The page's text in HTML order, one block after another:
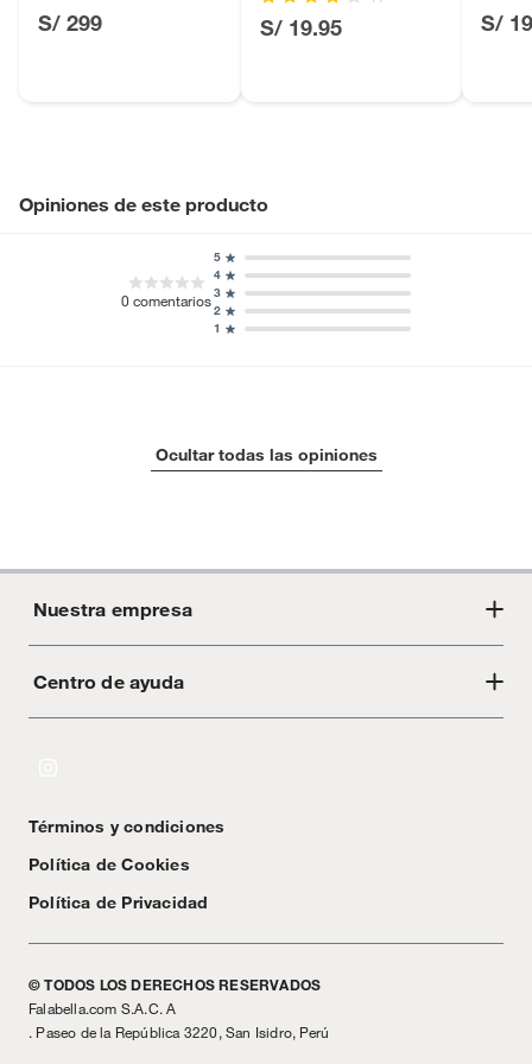
S/ 299 S/ 19.95 S/
Opiniones de este producto
0comentarios
1
2
3
4
5
Ocultar todas las opiniones
Nuestra empresa
Acerca de Crate
Centro de ayuda
Textos Legales
Términos y condiciones
Política de Cookies
Política de Privacidad
© TODOS LOS DERECHOS RESERVADOS
Falabella.com S.A.C. A
. Paseo de la República 3220, San Isidro, Perú